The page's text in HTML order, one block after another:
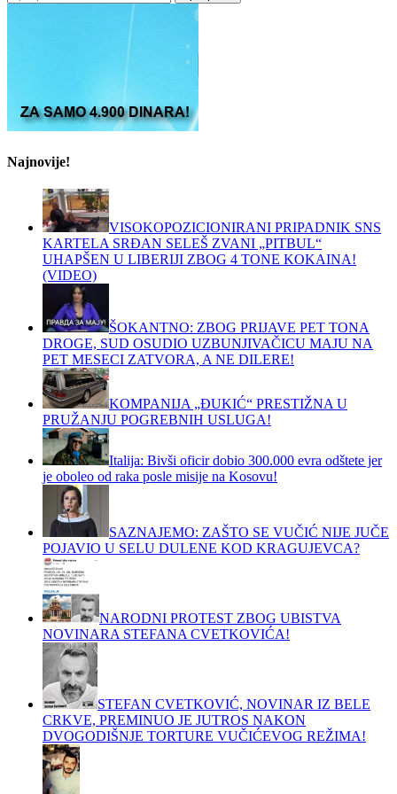
за:
Najnovije!
VISOKOPOZICIONIRANI PRIPADNIK SNS
KARTELA SRĐAN SELEŠ ZVANI „PITBUL“
UHAPŠEN U LIBERIJI ZBOG 4 TONE KOKAINA!
(VIDEO)
ŠOKANTNO: ZBOG PRIJAVE PET TONA
DROGE, SUD OSUDIO UZBUNJIVAČICU MAJU NA
PET MESECI ZATVORA, A NE DILERE!
KOMPANIJA „ĐUKIĆ“ PRESTIŽNA U
PRUŽANJU POGREBNIH USLUGA!
Italija: Bivši oficir dobio 300.000 evra odštete jer
je oboleo od raka posle misije na Kosovu!
SAZNAJEMO: ZAŠTO SE VUČIĆ NIJE JUČE
POJAVIO U SELU DULENE KOD KRAGUJEVCA?
NARODNI PROTEST ZBOG UBISTVA
NOVINARA STEFANA CVETKOVIĆA!
STEFAN CVETKOVIĆ, NOVINAR IZ BELE
CRKVE, PREMINUO JE JUTROS NAKON
DVOGODIŠNJE TORTURE VUČIĆEVOG REŽIMA!